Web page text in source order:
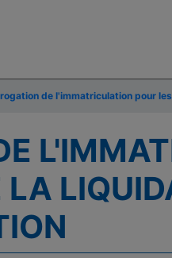
de l'immatriculation pour
LA